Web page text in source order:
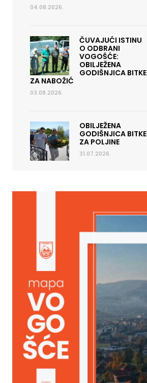
04.08.2026.
ČUVAJUĆI ISTINU
O ODBRANI
VOGOŠĆE:
OBILJEŽENA
GODIŠNJICA BITKE
ZA NABOŽIĆ
03.08.2026.
OBILJEŽENA
GODIŠNJICA BITKE
ZA POLJINE
31.07.2026.